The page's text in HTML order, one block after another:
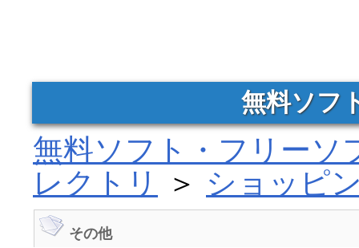
無料ソフ
無料ソフト・フリーソ
レクトリ
＞ ショッピ
その他